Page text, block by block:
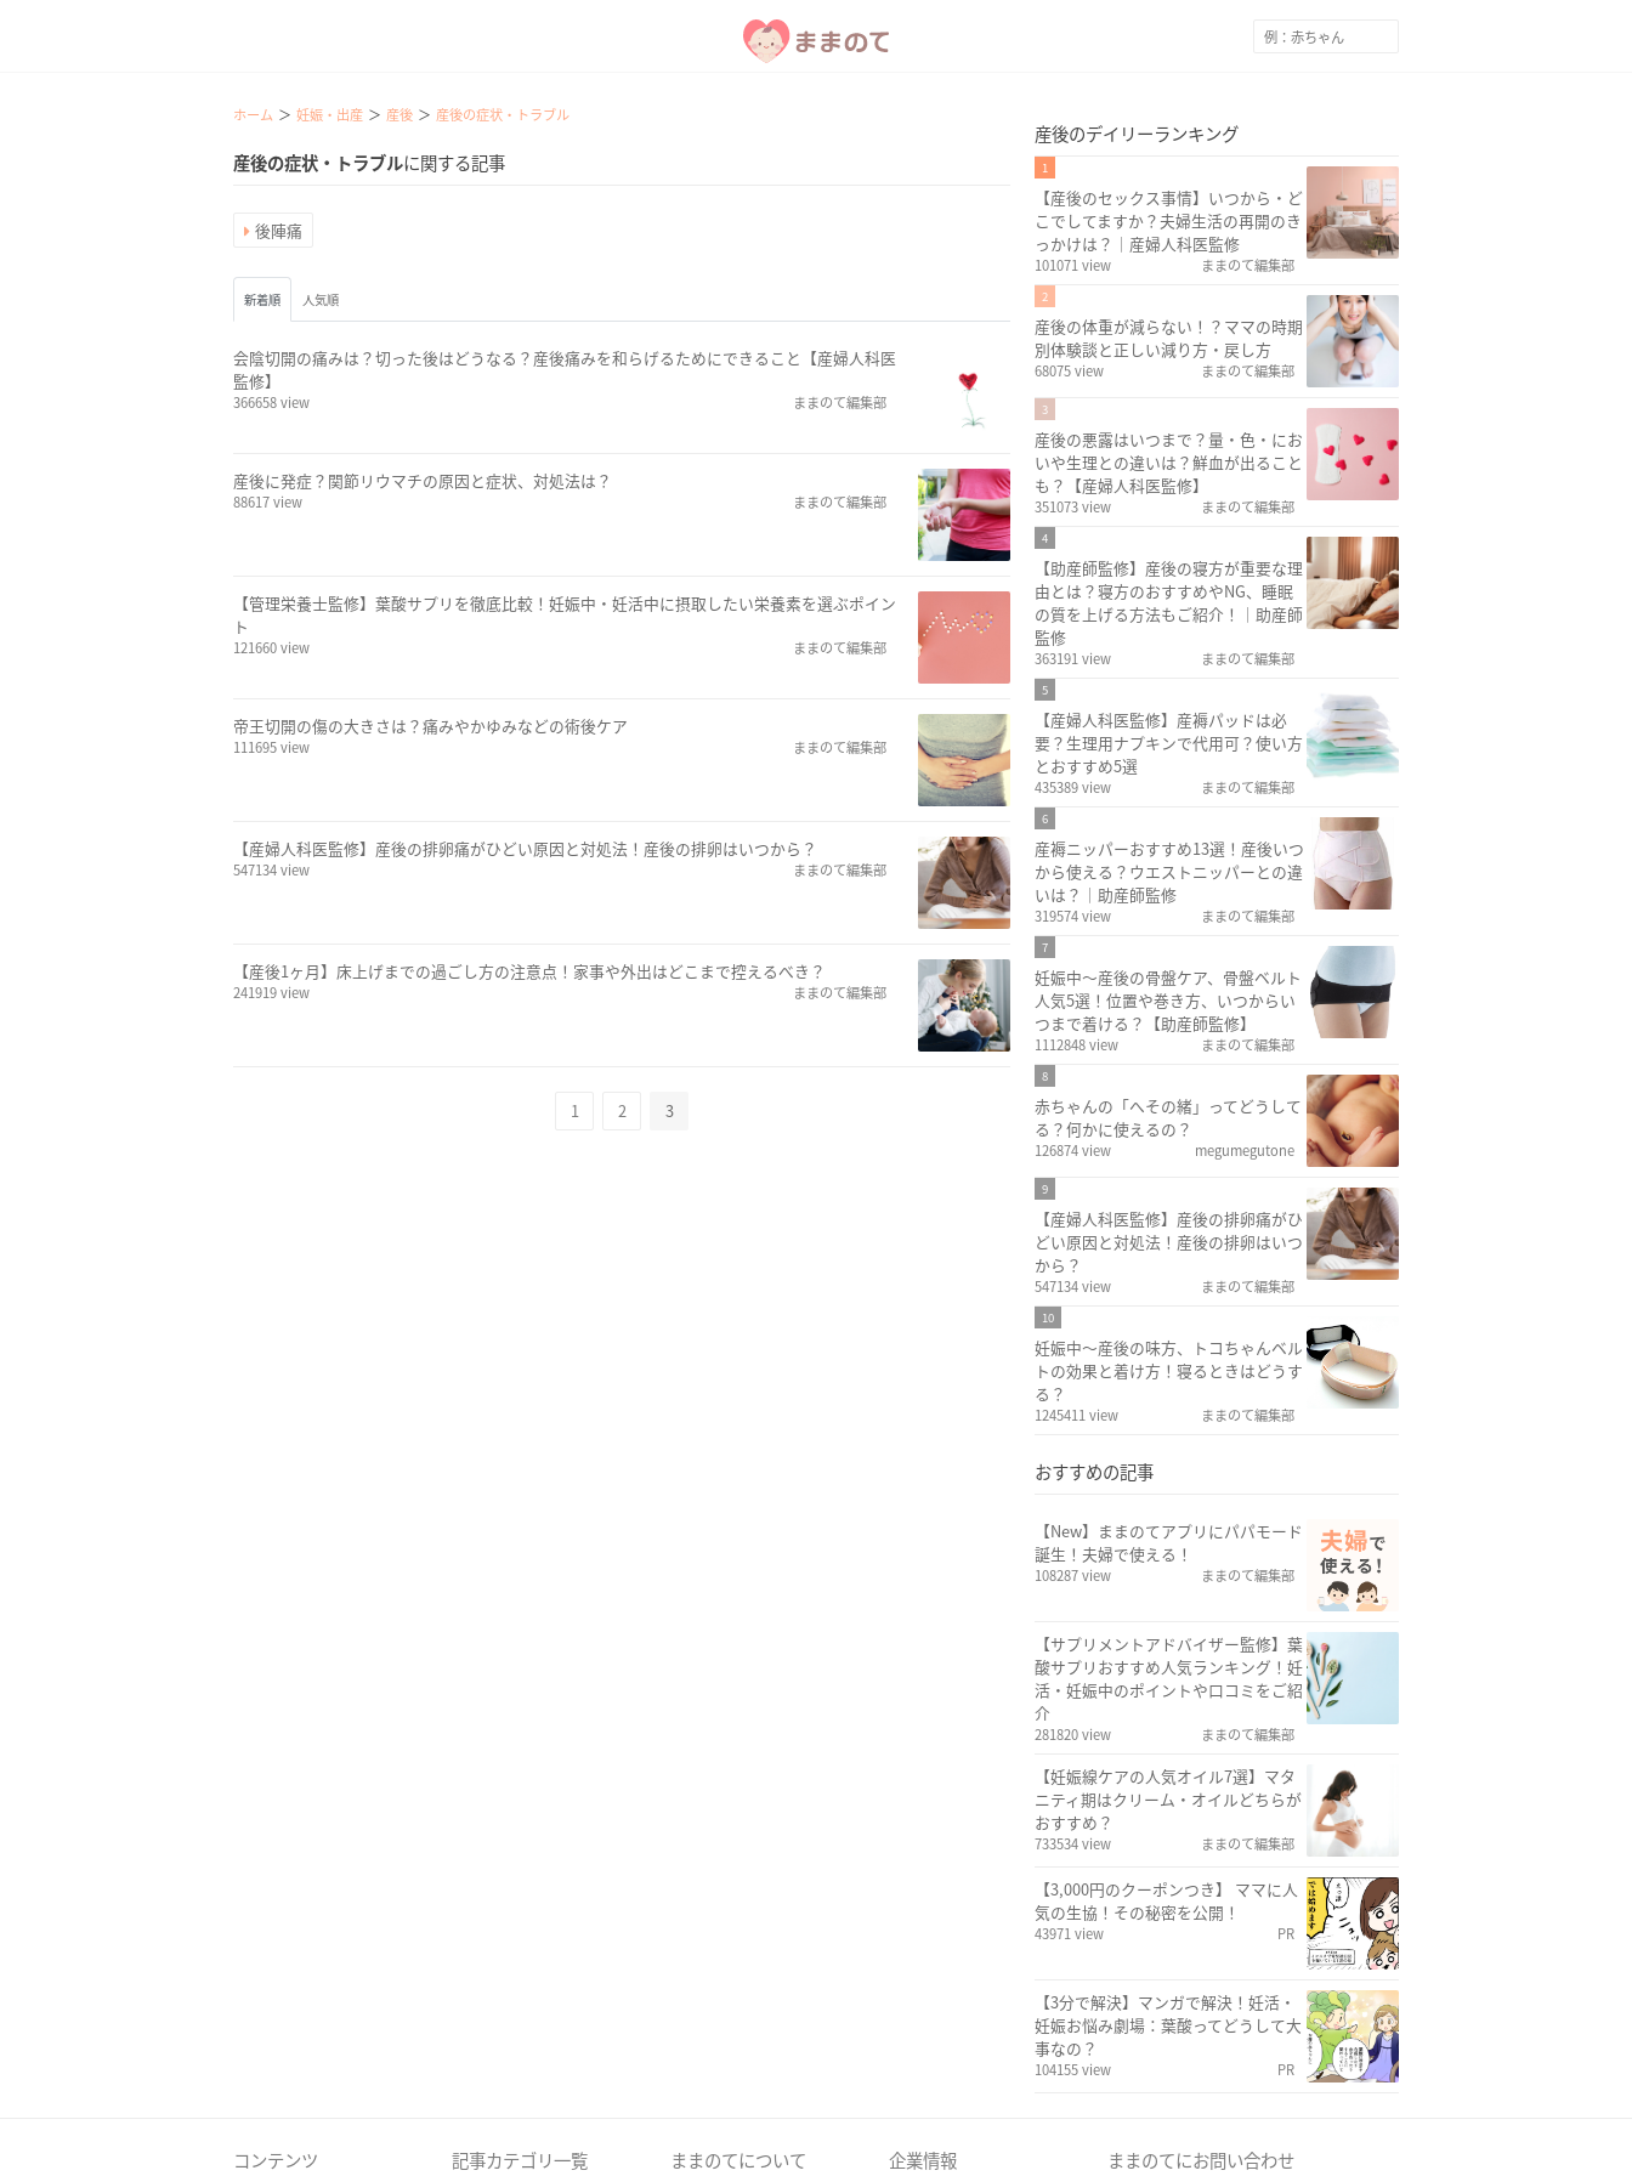
ホーム 妊娠・出産 産後 産後の症状・トラブル
産後の症状・トラブルに関する記事
後陣痛
新着順 人気順
会陰切開の痛みは？切った後はどうなる？産後痛みを和らげるためにできること【産婦人科医
監修】
366658 view ままのて編集部
産後に発症？関節リウマチの原因と症状、対処法は？
88617 view ままのて編集部
【管理栄養士監修】葉酸サプリを徹底比較！妊娠中・妊活中に摂取したい栄養素を選ぶポイン
ト
121660 view ままのて編集部
帝王切開の傷の大きさは？痛みやかゆみなどの術後ケア
111695 view ままのて編集部
【産婦人科医監修】産後の排卵痛がひどい原因と対処法！産後の排卵はいつから？
547134 view ままのて編集部
【産後1ヶ月】床上げまでの過ごし方の注意点！家事や外出はどこまで控えるべき？
241919 view ままのて編集部
1 2 3
産後のデイリーランキング
1
【産後のセックス事情】いつから・ど
こでしてますか？夫婦生活の再開のき
っかけは？｜産婦人科医監修
101071 view ままのて編集部
2
産後の体重が減らない！？ママの時期
別体験談と正しい減り方・戻し方
68075 view ままのて編集部
3
産後の悪露はいつまで？量・色・にお
いや生理との違いは？鮮血が出ること
も？【産婦人科医監修】
351073 view ままのて編集部
4
【助産師監修】産後の寝方が重要な理
由とは？寝方のおすすめやNG、睡眠
の質を上げる方法もご紹介！｜助産師
監修
363191 view ままのて編集部
5
【産婦人科医監修】産褥パッドは必
要？生理用ナプキンで代用可？使い方
とおすすめ5選
435389 view ままのて編集部
6
産褥ニッパーおすすめ13選！産後いつ
から使える？ウエストニッパーとの違
いは？｜助産師監修
319574 view ままのて編集部
7
妊娠中〜産後の骨盤ケア、骨盤ベルト
人気5選！位置や巻き方、いつからい
つまで着ける？【助産師監修】
1112848 view ままのて編集部
8
赤ちゃんの「へその緒」ってどうして
る？何かに使えるの？
126874 view megumegutone
9
【産婦人科医監修】産後の排卵痛がひ
どい原因と対処法！産後の排卵はいつ
から？
547134 view ままのて編集部
10
妊娠中～産後の味方、トコちゃんベル
トの効果と着け方！寝るときはどうす
る？
1245411 view ままのて編集部
おすすめの記事
【New】ままのてアプリにパパモード
誕生！夫婦で使える！
108287 view ままのて編集部
【サプリメントアドバイザー監修】葉
酸サプリおすすめ人気ランキング！妊
活・妊娠中のポイントや口コミをご紹
介
281820 view ままのて編集部
【妊娠線ケアの人気オイル7選】マタ
ニティ期はクリーム・オイルどちらが
おすすめ？
733534 view ままのて編集部
【3,000円のクーポンつき】 ママに人
気の生協！その秘密を公開！
43971 view PR
【3分で解決】マンガで解決！妊活・
妊娠お悩み劇場：葉酸ってどうして大
事なの？
104155 view PR
コンテンツ 記事カテゴリ一覧 ままのてについて 企業情報 ままのてにお問い合わせ